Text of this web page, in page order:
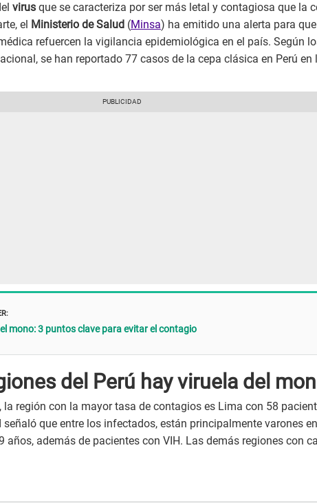
virus que se caracteriza por ser más letal y contagiosa que la
el Ministerio de Salud (Minsa) ha emitido una alerta para
refuercen la vigilancia epidemiológica en el país. Según
se han reportado 77 casos de la cepa clásica en Perú en
mono: 3 puntos clave para evitar el contagio
del Perú hay viruela del
la región con la mayor tasa de contagios es Lima con 58
que entre los infectados, están principalmente varones
años, además de pacientes con VIH. Las demás regiones con